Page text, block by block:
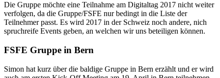
Die Gruppe möchte eine Teilnahme am Digitaltag 2017 nicht weiter
verfolgen, da die Gruppe/FSFE nur bedingt in die Liste der
Teilnehmer passt. Es wird 2017 in der Schweiz noch andere, nich
spruchreife Events geben, an welchen wir uns beteiligen können.
FSFE Gruppe in Bern
Simon hat kurz über die baldige Gruppe in Bern erzählt und er wird